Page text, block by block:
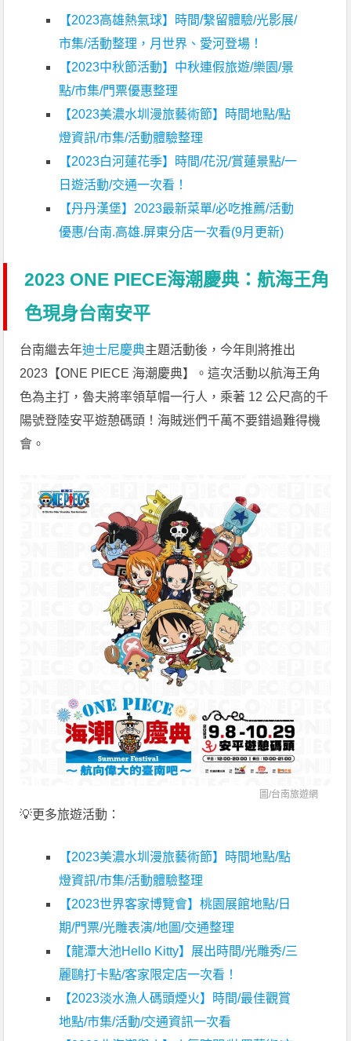
【2023高雄熱氣球】時間/繫留體驗/光影展/
市集/活動整理，月世界、愛河登場！
【2023中秋節活動】中秋連假旅遊/樂園/景
點/市集/門票優惠整理
【2023美濃水圳漫旅藝術節】時間地點/點
燈資訊/市集/活動體驗整理
【2023白河蓮花季】時間/花況/賞蓮景點/一
日遊活動/交通一次看！
【丹丹漢堡】2023最新菜單/必吃推薦/活動
優惠/台南.高雄.屏東分店一次看(9月更新)
2023 ONE PIECE海潮慶典：航海王角
色現身台南安平
台南繼去年迪士尼慶典主題活動後，今年則將推出
2023【ONE PIECE 海潮慶典】。這次活動以航海王角
色為主打，魯夫將率領草帽一行人，乘著 12 公尺高的千
陽號登陸安平遊憩碼頭！海賊迷們千萬不要錯過難得機
會。
圖/台南旅遊網
💡更多旅遊活動：
【2023美濃水圳漫旅藝術節】時間地點/點
燈資訊/市集/活動體驗整理
【2023世界客家博覽會】桃園展館地點/日
期/門票/光雕表演/地圖/交通整理
【龍潭大池Hello Kitty】展出時間/光雕秀/三
麗鷗打卡點/客家限定店一次看！
【2023淡水漁人碼頭煙火】時間/最佳觀賞
地點/市集/活動/交通資訊一次看